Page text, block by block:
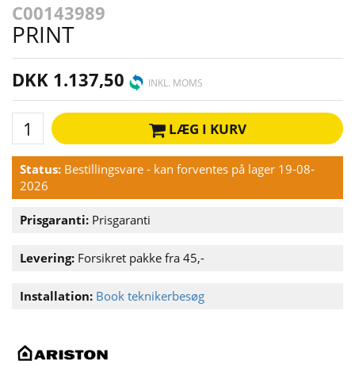
C00143989
PRINT
DKK 1.137,50 INKL. MOMS
LÆG I KURV
Status: Bestillingsvare - kan forventes på lager 19-08-
2026
Prisgaranti: Prisgaranti
Levering: Forsikret pakke fra 45,-
Installation: Book teknikerbesøg